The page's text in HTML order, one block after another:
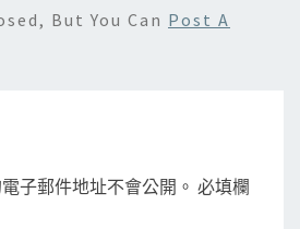
But You Can Post A
子郵件地址不會公開。 必填欄